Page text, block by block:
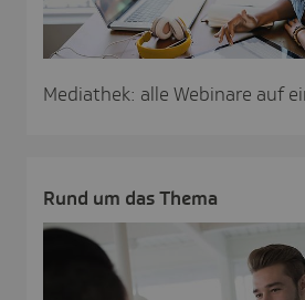
Mediathek: alle Webinare auf
Rund um das Thema